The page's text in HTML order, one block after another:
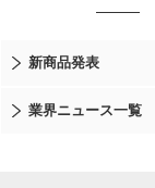
新商品発表
業界ニュース一覧